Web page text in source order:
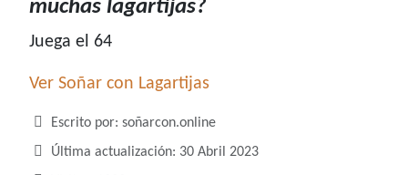
muchas lagartijas?
Juega el 64
Ver Soñar con Lagartijas
Detalles
Escrito por: soñarcon.online
Última actualización: 30 Abril 2023